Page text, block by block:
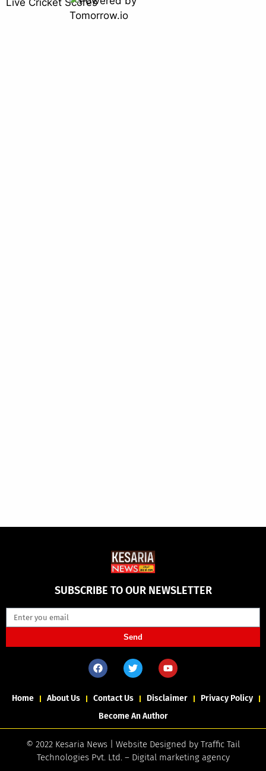
SUBSCRIBE TO OUR NEWSLETTER
Send
Home About Us Contact Us Disclaimer
Privacy Policy
Become An Author
© 2022 Kesaria News | Website Designed by Traffic Tail
Technologies Pvt. Ltd.– Digital marketing agency